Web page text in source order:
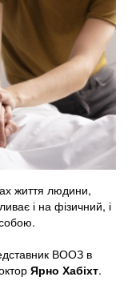
життя людини,
і на фізичний, і
собою.
ВООЗ в
Ярно Хабіхт.